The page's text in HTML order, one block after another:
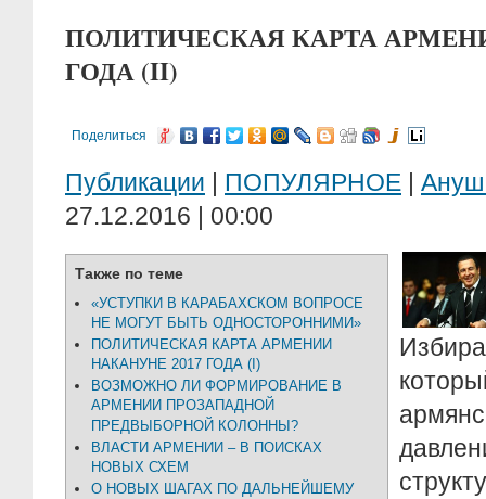
ПОЛИТИЧЕСКАЯ КАРТА
ГОДА (II)
Поделиться
Публикации | ПОПУЛЯРНОЕ |
27.12.2016 | 00:00
Также по теме
«УСТУПКИ В КАРАБАХСКОМ ВОПРОСЕ
НЕ МОГУТ БЫТЬ ОДНОСТОРОННИМИ»
ПОЛИТИЧЕСКАЯ КАРТА АРМЕНИИ
НАКАНУНЕ 2017 ГОДА (I)
ВОЗМОЖНО ЛИ ФОРМИРОВАНИЕ В
АРМЕНИИ ПРОЗАПАДНОЙ
ПРЕДВЫБОРНОЙ КОЛОННЫ?
ВЛАСТИ АРМЕНИИ – В ПОИСКАХ
НОВЫХ СХЕМ
О НОВЫХ ШАГАХ ПО ДАЛЬНЕЙШЕМУ